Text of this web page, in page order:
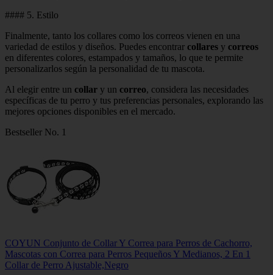
#### 5. Estilo
Finalmente, tanto los collares como los correos vienen en una
variedad de estilos y diseños. Puedes encontrar collares y correos
en diferentes colores, estampados y tamaños, lo que te permite
personalizarlos según la personalidad de tu mascota.
Al elegir entre un collar y un correo, considera las necesidades
específicas de tu perro y tus preferencias personales, explorando las
mejores opciones disponibles en el mercado.
Bestseller No. 1
COYUN Conjunto de Collar Y Correa para Perros de Cachorro,
Mascotas con Correa para Perros Pequeños Y Medianos, 2 En 1
Collar de Perro Ajustable,Negro